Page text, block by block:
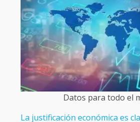
Datos para todo el
La justificación económica es